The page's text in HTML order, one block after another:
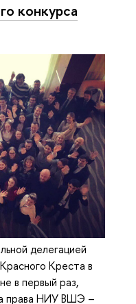
конкурса
делегацией
Креста в
в первый раз,
права НИУ ВШЭ –